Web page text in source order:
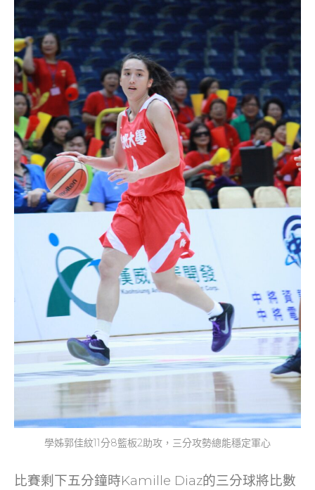
學姊郭佳紋11分8籃板2助攻，三分攻勢總能穩定軍心
比賽剩下五分鐘時Kamille Diaz的三分球將比數